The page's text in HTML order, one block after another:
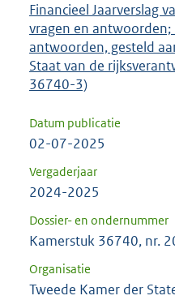
Financieel Jaarverslag
vragen en antwoorden;
antwoorden, gesteld
Staat van de
36740-3)
Datum publicatie
02-07-2025
Vergaderjaar
2024-2025
Dossier- en ondernummer
Kamerstuk 36740, nr.
Organisatie
Tweede Kamer der